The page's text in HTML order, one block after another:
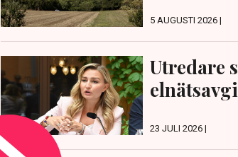
5 AUGUSTI 2026 |
Utredare
23 JULI 2026 |